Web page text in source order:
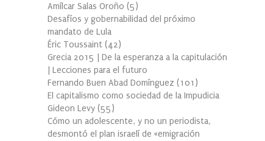
Amílcar Salas Oroño (5)
Desafíos y gobernabilidad del próximo
mandato de Lula
Éric Toussaint (42)
Grecia 2015 | De la esperanza a la capitulación
| Lecciones para el futuro
Fernando Buen Abad Domínguez (101 )
El capitalismo como sociedad de la Impudicia
Gideon Levy (55)
Cómo un adolescente, y no un periodista,
desmontó el plan israelí de «emigración